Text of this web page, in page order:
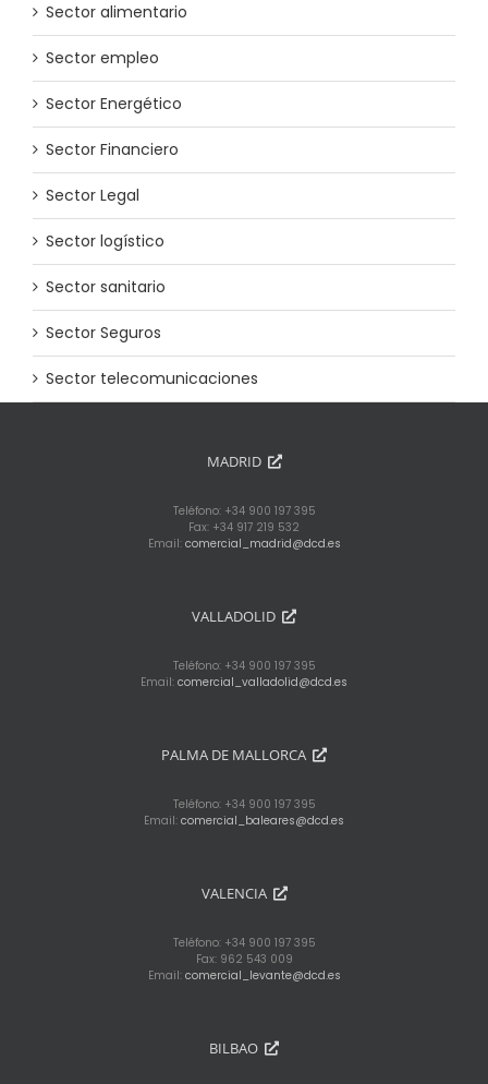
Sector alimentario
Sector empleo
Sector Energético
Sector Financiero
Sector Legal
Sector logístico
Sector sanitario
Sector Seguros
Sector telecomunicaciones
MADRID
Teléfono: +34 900 197 395
Fax: +34 917 219 532
Email: comercial_madrid@dcd.es
VALLADOLID
Teléfono: +34 900 197 395
Email: comercial_valladolid@dcd.es
PALMA DE MALLORCA
Teléfono: +34 900 197 395
Email: comercial_baleares@dcd.es
VALENCIA
Teléfono: +34 900 197 395
Fax: 962 543 009
Email: comercial_levante@dcd.es
BILBAO